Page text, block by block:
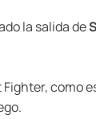
la salida de
como